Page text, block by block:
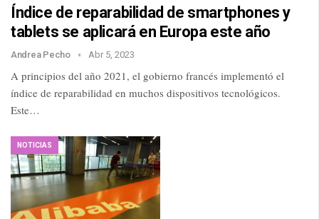
Índice de reparabilidad de smartphones y
tablets se aplicará en Europa este año
Andrea Pecho Abr 5, 2023
A principios del año 2021, el gobierno francés implementó el
índice de reparabilidad en muchos dispositivos tecnológicos.
Este…
NOTICIAS